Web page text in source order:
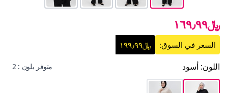
﷼١٦٩٫٩٩
السعر في السوق: ﷼١٩٩٫٩٩
اللون: أسود متوفر بلون : 2